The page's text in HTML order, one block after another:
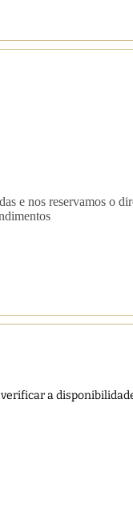
e nos reservamos o
a